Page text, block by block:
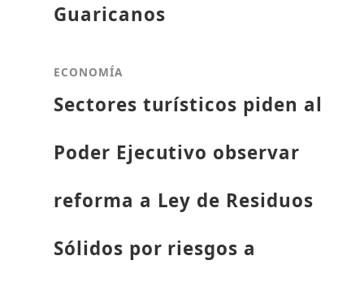
Guaricanos
ECONOMÍA
Sectores turísticos piden al
Poder Ejecutivo observar
reforma a Ley de Residuos
Sólidos por riesgos a